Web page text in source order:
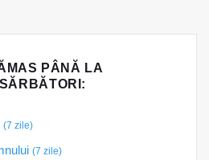
PÂNĂ LA
(7 zile)
(7 zile)